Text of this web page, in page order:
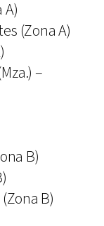
A)
(Zona A)
–
B)
B)